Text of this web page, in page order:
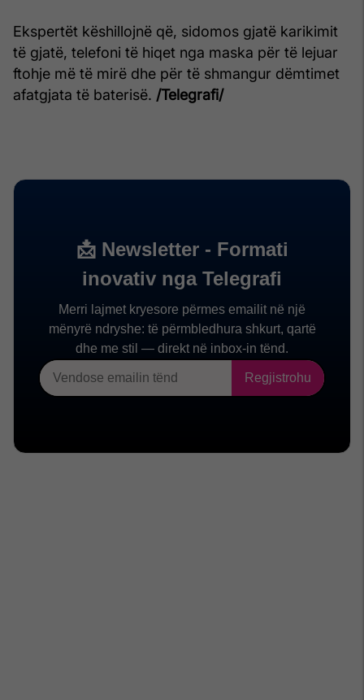
Ekspertët këshillojnë që, sidomos gjatë karikimit
të gjatë, telefoni të hiqet nga maska për të lejuar
ftohje më të mirë dhe për të shmangur dëmtimet
afatgjata të baterisë. /Telegrafi/